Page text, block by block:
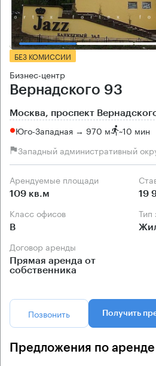
БЕЗ КОМИССИИ
Бизнес-центр
Вернадского 93
Москва, проспект
Юго-Западная → 970 м ~10 мин
Западный административный
Арендуемые площади
109 кв.м 19
Класс офисов
B
Договор аренды
Прямая аренда от
собственника
Позвонить Получить
Предложения по